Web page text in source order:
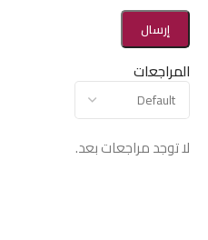
المراجعات
لا توجد مراجعات بعد.